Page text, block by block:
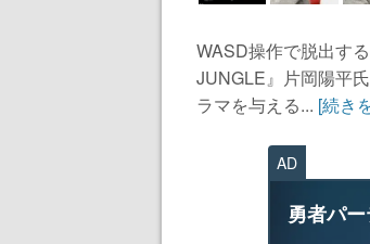
WASD操作で脱出す
JUNGLE』片岡陽平
ラマを与える... [続き
AD
勇者パ